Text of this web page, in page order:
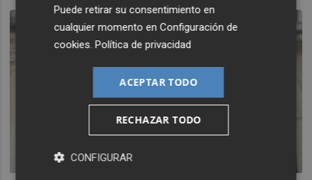
Puede retirar su consentimiento en
cualquier momento enConfiguración de
cookies.Política de privacidad
ACEPTAR TODO
RECHAZAR TODO
CONFIGURAR